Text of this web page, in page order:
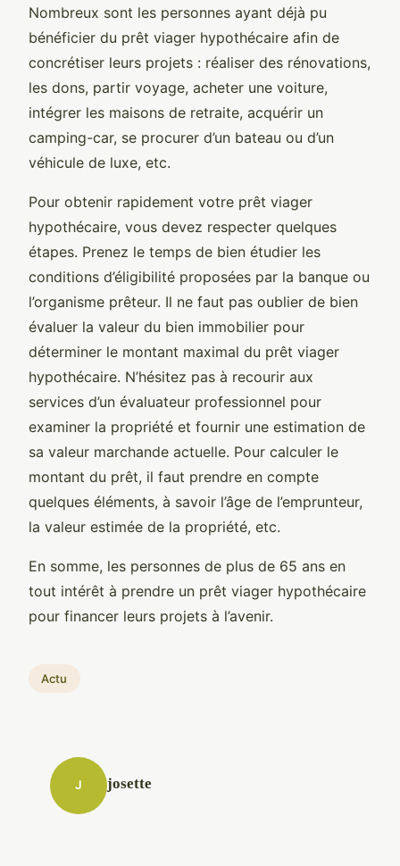
Nombreux sont les personnes ayant déjà pu
bénéficier du prêt viager hypothécaire afin de
concrétiser leurs projets : réaliser des rénovations,
les dons, partir voyage, acheter une voiture,
intégrer les maisons de retraite, acquérir un
camping-car, se procurer d’un bateau ou d’un
véhicule de luxe, etc.
Pour obtenir rapidement votre prêt viager
hypothécaire, vous devez respecter quelques
étapes. Prenez le temps de bien étudier les
conditions d’éligibilité proposées par la banque ou
l’organisme prêteur. Il ne faut pas oublier de bien
évaluer la valeur du bien immobilier pour
déterminer le montant maximal du prêt viager
hypothécaire. N’hésitez pas à recourir aux
services d’un évaluateur professionnel pour
examiner la propriété et fournir une estimation de
sa valeur marchande actuelle. Pour calculer le
montant du prêt, il faut prendre en compte
quelques éléments, à savoir l’âge de l’emprunteur,
la valeur estimée de la propriété, etc.
En somme, les personnes de plus de 65 ans en
tout intérêt à prendre un prêt viager hypothécaire
pour financer leurs projets à l’avenir.
Actu
J josette